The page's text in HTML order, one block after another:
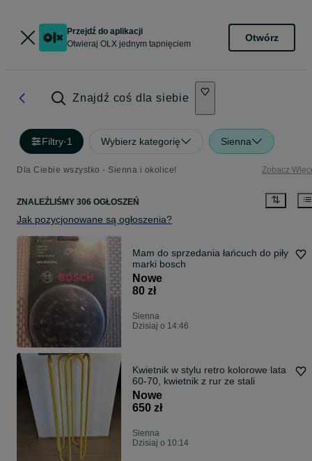
Przejdź do aplikacji
Otwieraj OLX jednym tapnięciem
Otwórz
Znajdź coś dla siebie
Filtry·1 Wybierz kategorię Sienna
Dla Ciebie wszystko - Sienna i okolice! Zobacz
ZNALEŹLIŚMY 306 OGŁOSZEŃ
Jak pozycjonowane są ogłoszenia?
Mam do sprzedania łańcuch do piły
marki bosch
Nowe
80 zł
Sienna
Dzisiaj o 14:46
Kwietnik w stylu retro kolorowe lata
60-70, kwietnik z rur ze stali
Nowe
650 zł
Sienna
Dzisiaj o 10:14